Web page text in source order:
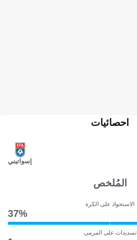
احصائيات
إسواتيني
المُلخص
الاستحواذ على الكرة
37‎%‎
تسديدات على المرمى